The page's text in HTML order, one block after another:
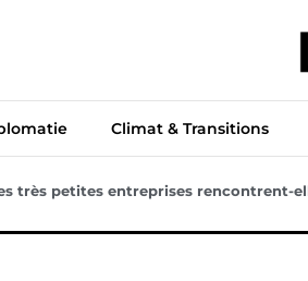
Climat & Transitions
très petites entreprises rencontrent-